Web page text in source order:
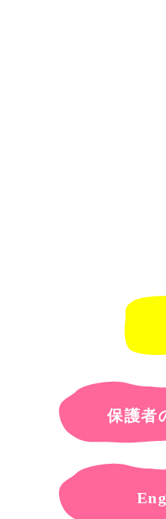
保護者